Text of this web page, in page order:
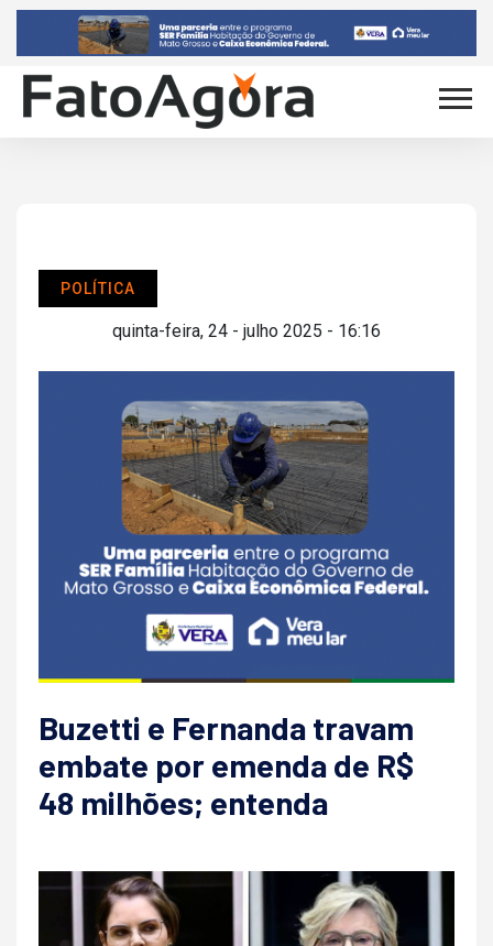
POLÍTICA
quinta-feira, 24 - julho 2025 - 16:16
Buzetti e Fernanda travam
embate por emenda de R$
48 milhões; entenda